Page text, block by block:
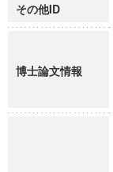
その他ID
博士論文情報